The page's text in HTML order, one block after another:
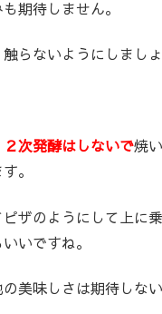
期待しません。
らないようにしましょ
２次発酵はしないで焼
。
ザのようにして上に
いですね。
の美味しさは期待しな